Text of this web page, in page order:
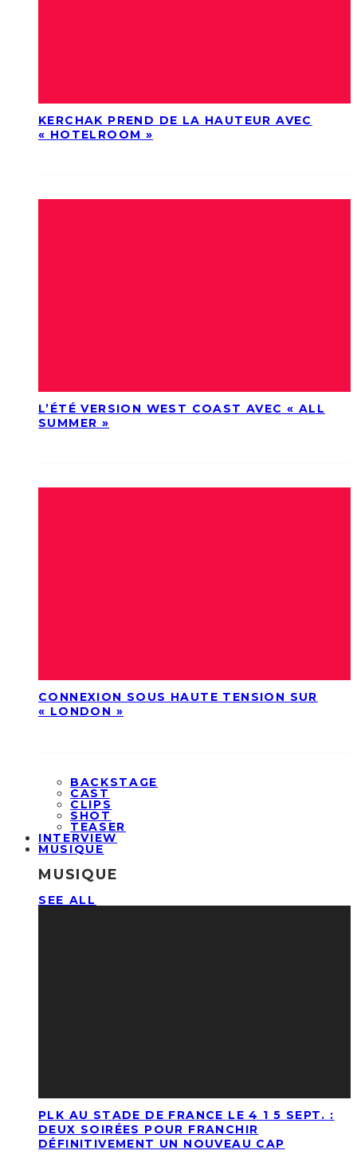
KERCHAK PREND DE LA HAUTEUR AVEC
« HOTELROOM »
L’ÉTÉ VERSION WEST COAST AVEC « ALL
SUMMER »
CONNEXION SOUS HAUTE TENSION SUR
« LONDON »
BACKSTAGE
CAST
CLIPS
SHOT
TEASER
INTERVIEW
MUSIQUE
MUSIQUE
SEE ALL
PLK AU STADE DE FRANCE LE 4 1 5 SEPT. :
DEUX SOIRÉES POUR FRANCHIR
DÉFINITIVEMENT UN NOUVEAU CAP